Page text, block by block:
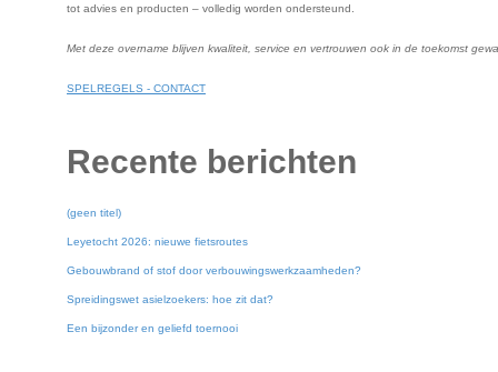
tot advies en producten – volledig worden ondersteund.
Met deze overname blijven kwaliteit, service en vertrouwen ook in de toekomst
SPELREGELS - CONTACT
Recente berichten
(geen titel)
Leyetocht 2026: nieuwe fietsroutes
Gebouwbrand of stof door verbouwingswerkzaamheden?
Spreidingswet asielzoekers: hoe zit dat?
Een bijzonder en geliefd toernooi